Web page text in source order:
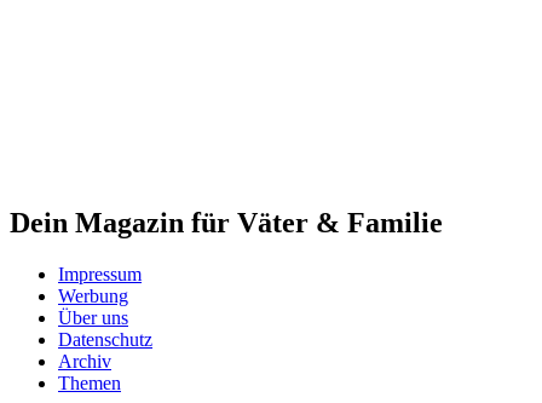
Dein Magazin für Väter & Familie
Impressum
Werbung
Über uns
Datenschutz
Archiv
Themen